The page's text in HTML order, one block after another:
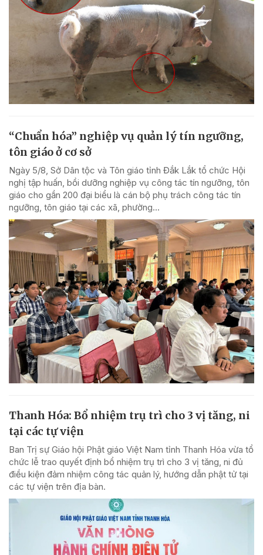
“Chuẩn hóa” nghiệp vụ quản lý tín ngưỡng,
tôn giáo ở cơ sở
Ngày 5/8, Sở Dân tộc và Tôn giáo tỉnh Đắk Lắk tổ chức Hội
nghị tập huấn, bồi dưỡng nghiệp vụ công tác tín ngưỡng, tôn
giáo cho gần 200 đại biểu là cán bộ phụ trách công tác tín
ngưỡng, tôn giáo tại các xã, phường...
Thanh Hóa: Bổ nhiệm trụ trì cho 3 vị tăng, ni
tại các tự viện
Ban Trị sự Giáo hội Phật giáo Việt Nam tỉnh Thanh Hóa vừa tổ
chức lễ trao quyết định bổ nhiệm trụ trì cho 3 vị tăng, ni đủ
điều kiện đảm nhiệm công tác quản lý, hướng dẫn phật tử tại
các tự viện trên địa bàn.